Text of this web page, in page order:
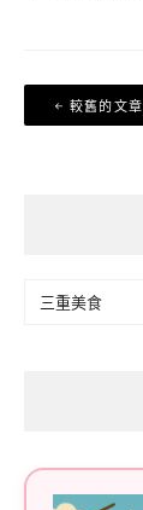
文
章
較舊的文章
搜